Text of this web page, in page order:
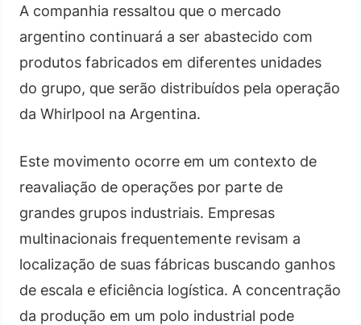
A companhia ressaltou que o mercado
argentino continuará a ser abastecido com
produtos fabricados em diferentes unidades
do grupo, que serão distribuídos pela operação
da Whirlpool na Argentina.
Este movimento ocorre em um contexto de
reavaliação de operações por parte de
grandes grupos industriais. Empresas
multinacionais frequentemente revisam a
localização de suas fábricas buscando ganhos
de escala e eficiência logística. A concentração
da produção em um polo industrial pode